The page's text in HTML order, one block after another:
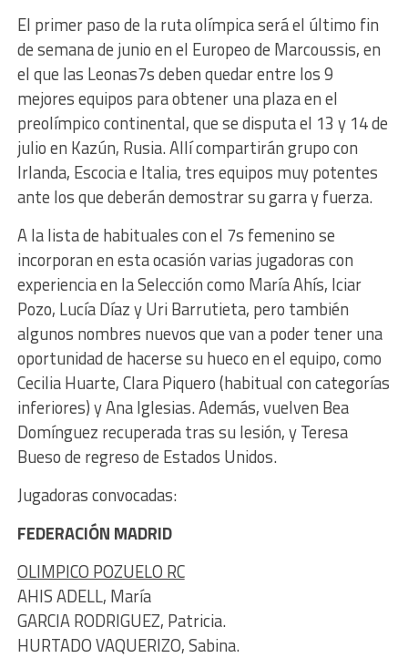
El primer paso de la ruta olímpica será el último fin
de semana de junio en el Europeo de Marcoussis, en
el que las Leonas7s deben quedar entre los 9
mejores equipos para obtener una plaza en el
preolímpico continental, que se disputa el 13 y 14 de
julio en Kazún, Rusia. Allí compartirán grupo con
Irlanda, Escocia e Italia, tres equipos muy potentes
ante los que deberán demostrar su garra y fuerza.
A la lista de habituales con el 7s femenino se
incorporan en esta ocasión varias jugadoras con
experiencia en la Selección como María Ahís, Iciar
Pozo, Lucía Díaz y Uri Barrutieta, pero también
algunos nombres nuevos que van a poder tener una
oportunidad de hacerse su hueco en el equipo, como
Cecilia Huarte, Clara Piquero (habitual con categorías
inferiores) y Ana Iglesias. Además, vuelven Bea
Domínguez recuperada tras su lesión, y Teresa
Bueso de regreso de Estados Unidos.
Jugadoras convocadas:
FEDERACIÓN MADRID
OLIMPICO POZUELO RC
AHIS ADELL, María
GARCIA RODRIGUEZ, Patricia.
HURTADO VAQUERIZO, Sabina.